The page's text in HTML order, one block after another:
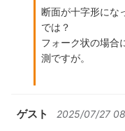
断面が十字形にな
では？
フォーク状の場合
測ですが。
ゲスト 2025/07/27